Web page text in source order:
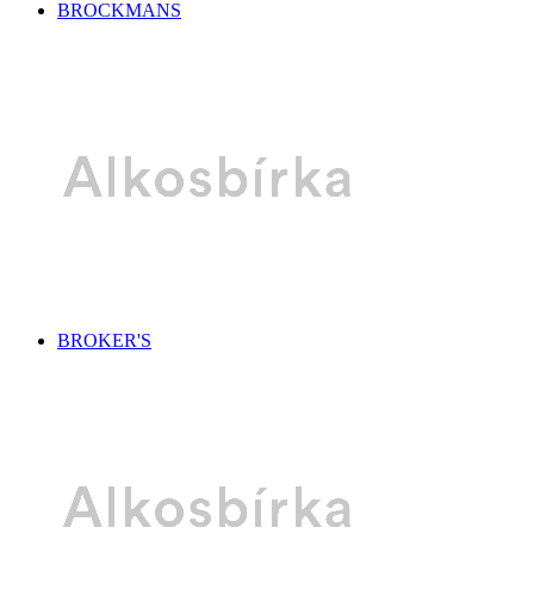
BROCKMANS
BROKER'S